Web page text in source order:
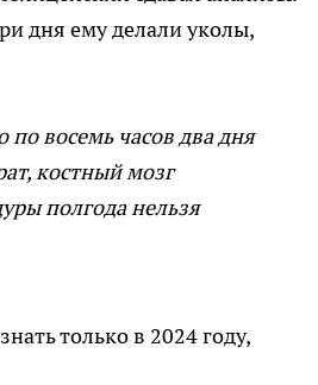
дня ему делали уколы,
по восемь часов два дня
костный мозг
полгода нельзя
только в 2024 году,